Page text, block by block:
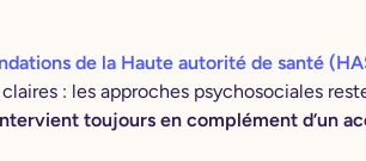
de la Haute autorité de santé
: les approches psychosociales
toujours en complément d’un